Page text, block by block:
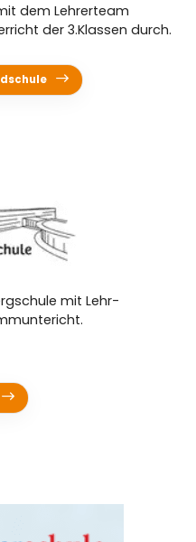
dem Lehrerteam
der 3.Klassen durch.
mit Lehr-